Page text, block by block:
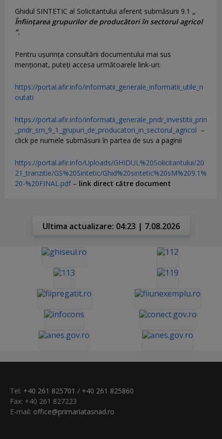
Ghidul SINTETIC al Solicitantului aferent submăsurii 9.1 „
Înființarea grupurilor de producători în sectorul agricol
”.
Pentru uşurinţa consultării documentului mai sus
menţionat, puteţi accesa următoarele link-uri:
https://portal.afir.info/informatii_generale_informatii_utile_n
outati
https://portal.afir.info/informatii_generale_pndr_investitii_prin
_pndr_sm_9_1_grupuri_de_producatori_in_sectorul_agricol –
click pe numele submăsurii în partea de sus a paginii
https://portal.afir.info/Uploads/GHIDUL%20Solicitantului/20
21_tranzitie/GS%20Sintetic/Ghid%20sintetic%20sM%209.1%
20-%20FINAL.pdf– link direct către document
Ultima actualizare: 04:23 | 7.08.2026
Tel: +40 261 825701 / +40 261 825860
Fax: +40 261 827223
E-mail: office@primariatasnad.ro